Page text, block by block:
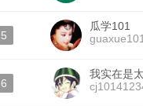
5
瓜学101
6
我实在是